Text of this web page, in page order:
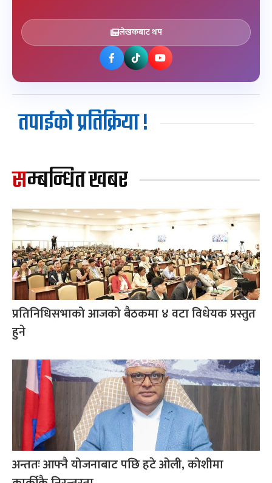
लेखकबाट थप
तपाईको प्रतिक्रिया !
सम्बन्धित खबर
प्रतिनिधिसभाको आजको बैठकमा ४ वटा विधेयक प्रस्तुत
हुने
अन्ततः आफ्नै योजनाबाट पछि हटे ओली, कोशीमा